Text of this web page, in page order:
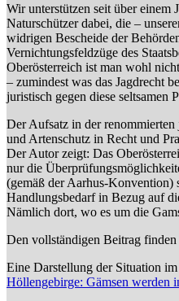
Wir unterstützen seit über einem
Naturschützer dabei, die –
widrigen Bescheide der
Vernichtungsfeldzüge des
Oberösterreich ist man wohl
– zumindest was das Jagdrecht
juristisch gegen diese seltsamen
Der Aufsatz in der
und Artenschutz in Recht und
Der Autor zeigt: Das
nur die
(gemäß der Aarhus-Konvention)
Handlungsbedarf in Bezug auf
Nämlich dort, wo es um die
Den vollständigen Beitrag finden
Eine Darstellung der Situation
Höllengebirge: Gämsen werden